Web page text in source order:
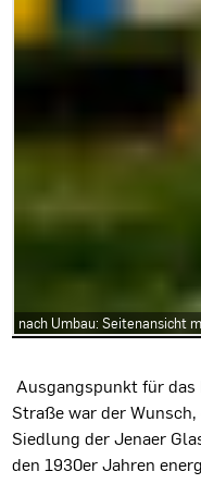
nach Umbau: Seitenansicht
Ausgangspunkt für das
Straße war der
Siedlung der Jenaer
den 1930er Jahren